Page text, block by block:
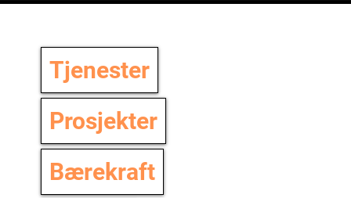
Tjenester
Prosjekter
Bærekraft